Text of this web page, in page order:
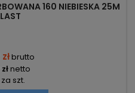
160 NIEBIESKA 25M
brutto
netto
szt.